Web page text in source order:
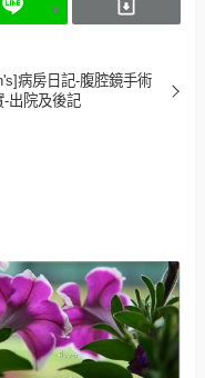
病房日記-腹腔鏡手術
-出院及後記